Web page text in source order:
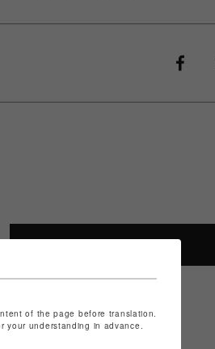
of the page before translation.
your understanding in advance.